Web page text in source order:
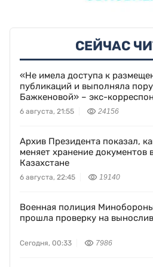
СЕЙЧАС
«Не имела доступа к
публикаций и выполняла
Бажкеновой» – экс-
Orda.kz Дуйсенова
6 августа, 21:55 24156
Архив Президента показал,
меняет хранение документов
Казахстане
6 августа, 22:45 19140
Военная полиция
прошла проверку на
Сегодня, 00:33 7986